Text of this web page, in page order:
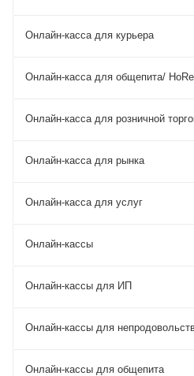
Онлайн-касса для курьера
Онлайн-касса для общепита/
Онлайн-касса для розничной
Онлайн-касса для рынка
Онлайн-касса для услуг
Онлайн-кассы
Онлайн-кассы для ИП
Онлайн-кассы для
Онлайн-кассы для общепита